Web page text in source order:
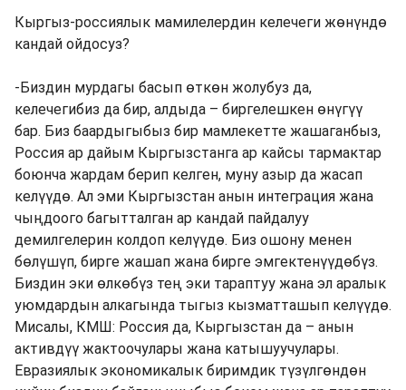
Кыргыз-россиялык мамилелердин келечеги жөнүндө
кандай ойдосуз?
-Биздин мурдагы басып өткөн жолубуз да,
келечегибиз да бир, алдыда – биргелешкен өнүгүү
бар. Биз баардыгыбыз бир мамлекетте жашаганбыз,
Россия ар дайым Кыргызстанга ар кайсы тармактар
боюнча жардам берип келген, муну азыр да жасап
келүүдө. Ал эми Кыргызстан анын интеграция жана
чыңдоого багытталган ар кандай пайдалуу
демилгелерин колдоп келүүдө. Биз ошону менен
бөлүшүп, бирге жашап жана бирге эмгектенүүдөбүз.
Биздин эки өлкөбүз тең эки тараптуу жана эл аралык
уюмдардын алкагында тыгыз кызматташып келүүдө.
Мисалы, КМШ: Россия да, Кыргызстан да – анын
активдүү жактоочулары жана катышуучулары.
Евразиялык экономикалык биримдик түзүлгөндөн